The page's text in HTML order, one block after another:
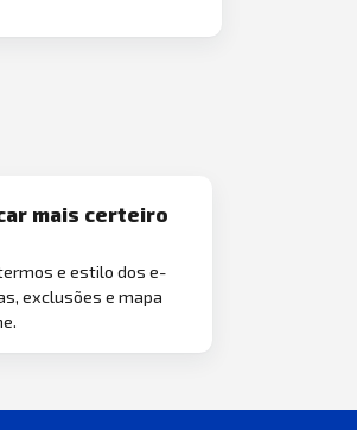
mais certeiro
e estilo dos e-
exclusões e mapa